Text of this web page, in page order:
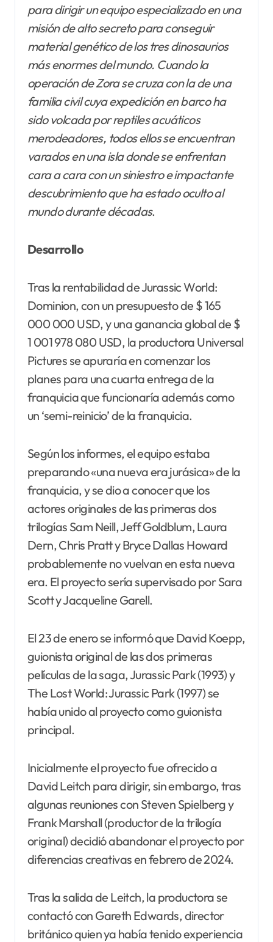
para dirigir un equipo especializado en una
misión de alto secreto para conseguir
material genético de los tres dinosaurios
más enormes del mundo. Cuando la
operación de Zora se cruza con la de una
familia civil cuya expedición en barco ha
sido volcada por reptiles acuáticos
merodeadores, todos ellos se encuentran
varados en una isla donde se enfrentan
cara a cara con un siniestro e impactante
descubrimiento que ha estado oculto al
mundo durante décadas.
Desarrollo
Tras la rentabilidad de Jurassic World:
Dominion, con un presupuesto de $ 165
000 000 USD, y una ganancia global de $
1 001 978 080 USD, la productora Universal
Pictures se apuraría en comenzar los
planes para una cuarta entrega de la
franquicia que funcionaría además como
un ‘semi-reinicio’ de la franquicia​.
Según los informes, el equipo estaba
preparando «una nueva era jurásica» de la
franquicia, y se dio a conocer que los
actores originales de las primeras dos
trilogías Sam Neill, Jeff Goldblum, Laura
Dern, Chris Pratt y Bryce Dallas Howard
probablemente no vuelvan en esta nueva
era. El proyecto sería supervisado por Sara
Scott y Jacqueline Garell.
El 23 de enero se informó que David Koepp,
guionista original de las dos primeras
películas de la saga, Jurassic Park (1993) y
The Lost World: Jurassic Park (1997) se
había unido al proyecto como guionista
principal.
Inicialmente el proyecto fue ofrecido a
David Leitch para dirigir, sin embargo, tras
algunas reuniones con Steven Spielberg y
Frank Marshall (productor de la trilogía
original) decidió abandonar el proyecto por
diferencias creativas en febrero de 2024.
Tras la salida de Leitch, la productora se
contactó con Gareth Edwards, director
británico quien ya había tenido experiencia